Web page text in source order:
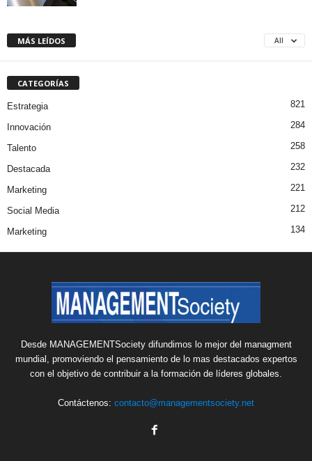
MÁS LEÍDOS All
CATEGORÍAS
Estrategia 821
Innovación 284
Talento 258
Destacada 232
Marketing 221
Social Media 212
Marketing 134
Desde MANAGEMENTSociety difundimos lo mejor del managment
mundial, promoviendo el pensamiento de lo mas destacados expertos
con el objetivo de contribuir a la formación de líderes globales.
Contáctenos: contacto@managementsociety.net